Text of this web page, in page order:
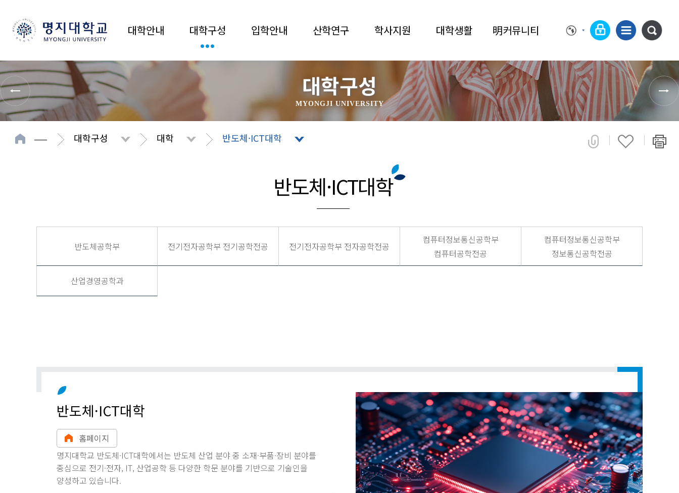
대학안내 대학구성 입학안내 산학연구 학사지원 대학생활 明커뮤니티
대학구성
MYONGJI UNIVERSITY
대학구성 대학 반도체·ICT대학
반도체·ICT대학
반도체공학부 전기전자공학부 전기공학전공 전기전자공학부 전자공학전공
컴퓨터정보통신공학부
컴퓨터공학전공
컴퓨터정보통신공학부
정보통신공학전공
산업경영공학과
반도체·ICT대학
홈페이지
명지대학교 반도체·ICT대학에서는 반도체 산업 분야 중 소재·부품·장비 분야를
중심으로 전기·전자, IT, 산업공학 등 다양한 학문 분야를 기반으로 기술인을
양성하고 있습니다.